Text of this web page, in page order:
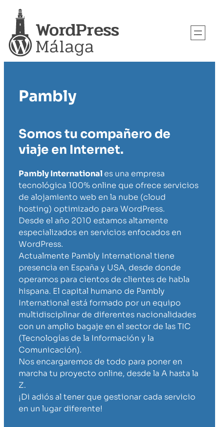
Pambly
Somos tu compañero de
viaje en Internet.
Pambly International es una empresa
tecnológica 100% online que ofrece servicios
de alojamiento web en la nube (cloud
hosting) optimizado para WordPress.
Desde el año 2010 estamos altamente
especializados en servicios enfocados en
WordPress.
Actualmente Pambly International tiene
presencia en España y USA, desde donde
operamos para cientos de clientes de habla
hispana. El capital humano de Pambly
International está formado por un equipo
multidisciplinar de diferentes nacionalidades
con un amplio bagaje en el sector de las TIC
(Tecnologías de la Información y la
Comunicación).
Nos encargaremos de todo para poner en
marcha tu proyecto online, desde la A hasta la
Z.
¡Di adiós al tener que gestionar cada servicio
en un lugar diferente!